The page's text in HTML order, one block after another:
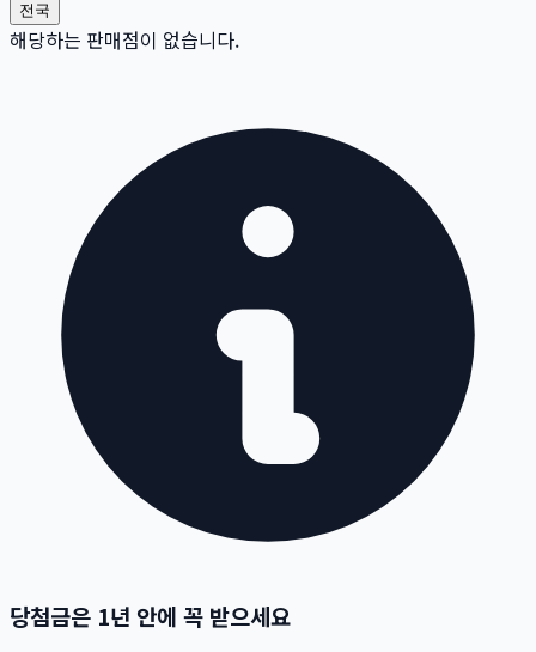
전국
해당하는 판매점이 없습니다.
당첨금은 1년 안에 꼭 받으세요